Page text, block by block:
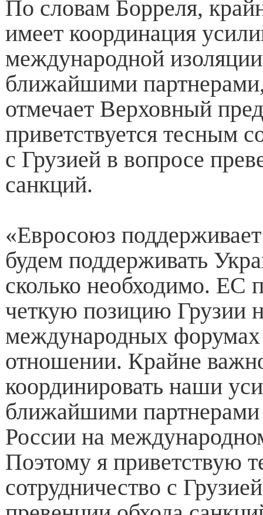
По словам Борреля,
имеет координация
международной
ближайшими
отмечает Верховный
приветствуется тесным
с Грузией в вопросе
санкций.
«Евросоюз
будем поддерживать
сколько необходимо. ЕС
четкую позицию Грузии
международных форумах
отношении. Крайне
координировать наши
ближайшими партнерами
России на
Поэтому я приветствую
сотрудничество с